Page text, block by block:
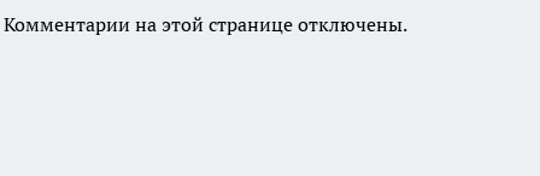
Комментарии на этой странице отключены.